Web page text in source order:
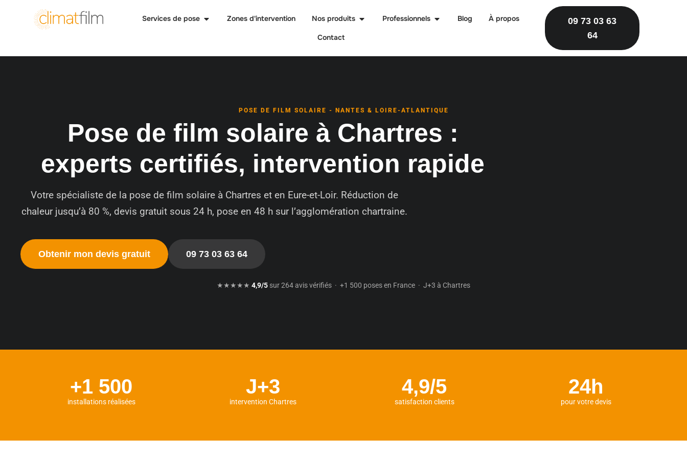
Services de pose Zones d'intervention Nos produits Professionnels Blog À propos
Contact
09 73 03 63
64
POSE DE FILM SOLAIRE - NANTES & LOIRE-ATLANTIQUE
Pose de film solaire à Chartres :
experts certifiés, intervention rapide
Votre spécialiste de la pose de film solaire à Chartres et en Eure-et-Loir. Réduction de
chaleur jusqu’à 80 %, devis gratuit sous 24 h, pose en 48 h sur l’agglomération chartraine.
Obtenir mon devis gratuit 09 73 03 63 64
★★★★★ 4,9/5 sur 264 avis vérifiés · +1 500 poses en France · J+3 à Chartres
+1 500
installations réalisées
J+3
intervention Chartres
4,9/5
satisfaction clients
24h
pour votre devis